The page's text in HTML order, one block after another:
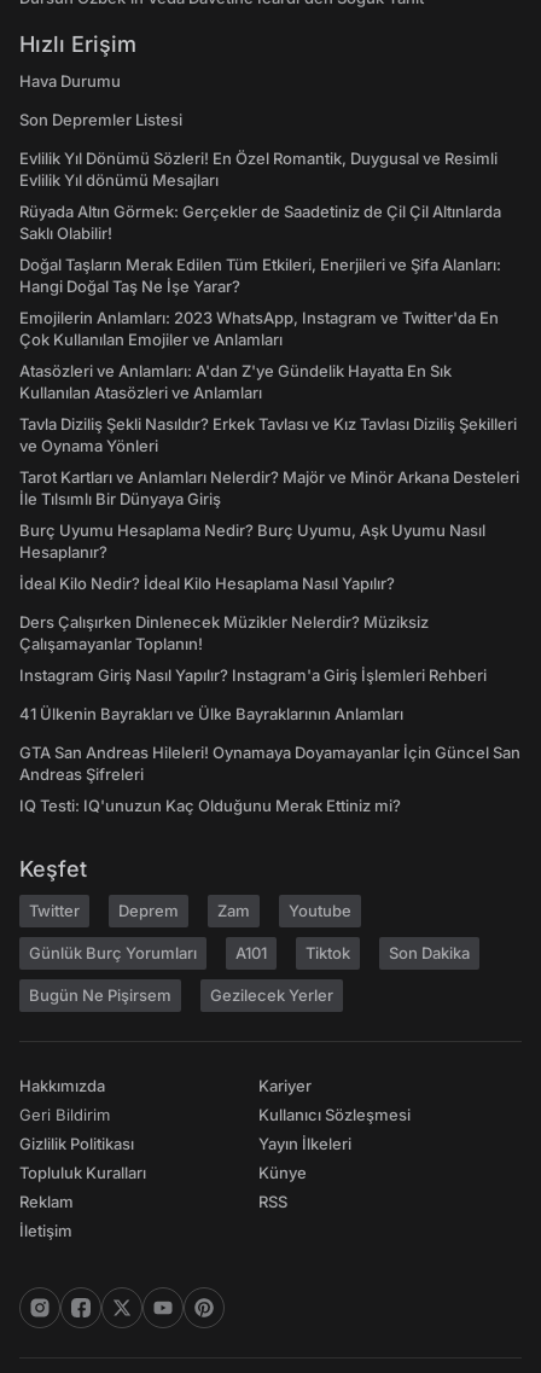
Hızlı Erişim
Hava Durumu
Son Depremler Listesi
Evlilik Yıl Dönümü Sözleri! En Özel Romantik, Duygusal ve Resimli
Evlilik Yıl dönümü Mesajları
Rüyada Altın Görmek: Gerçekler de Saadetiniz de Çil Çil Altınlarda
Saklı Olabilir!
Doğal Taşların Merak Edilen Tüm Etkileri, Enerjileri ve Şifa Alanları:
Hangi Doğal Taş Ne İşe Yarar?
Emojilerin Anlamları: 2023 WhatsApp, Instagram ve Twitter'da En
Çok Kullanılan Emojiler ve Anlamları
Atasözleri ve Anlamları: A'dan Z'ye Gündelik Hayatta En Sık
Kullanılan Atasözleri ve Anlamları
Tavla Diziliş Şekli Nasıldır? Erkek Tavlası ve Kız Tavlası Diziliş Şekilleri
ve Oynama Yönleri
Tarot Kartları ve Anlamları Nelerdir? Majör ve Minör Arkana Desteleri
İle Tılsımlı Bir Dünyaya Giriş
Burç Uyumu Hesaplama Nedir? Burç Uyumu, Aşk Uyumu Nasıl
Hesaplanır?
İdeal Kilo Nedir? İdeal Kilo Hesaplama Nasıl Yapılır?
Ders Çalışırken Dinlenecek Müzikler Nelerdir? Müziksiz
Çalışamayanlar Toplanın!
Instagram Giriş Nasıl Yapılır? Instagram'a Giriş İşlemleri Rehberi
41 Ülkenin Bayrakları ve Ülke Bayraklarının Anlamları
GTA San Andreas Hileleri! Oynamaya Doyamayanlar İçin Güncel San
Andreas Şifreleri
IQ Testi: IQ'unuzun Kaç Olduğunu Merak Ettiniz mi?
Keşfet
Twitter Deprem Zam Youtube
Günlük Burç Yorumları A101 Tiktok Son Dakika
Bugün Ne Pişirsem Gezilecek Yerler
Hakkımızda
Geri Bildirim
Gizlilik Politikası
Topluluk Kuralları
Reklam
İletişim
Kariyer
Kullanıcı Sözleşmesi
Yayın İlkeleri
Künye
RSS